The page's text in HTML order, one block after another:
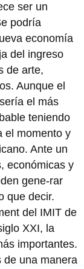
ser un
podría
economía
del ingreso
de arte,
Aunque el
el más
teniendo
el momento y
Ante un
económicas y
gene-rar
que decir.
del IMIT de
XXI, la
importantes.
de una manera